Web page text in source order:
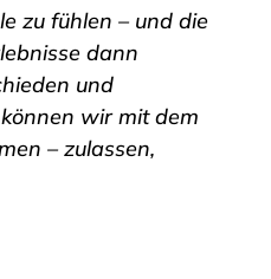
zu fühlen – und die
dann
und
wir mit dem
– zulassen,